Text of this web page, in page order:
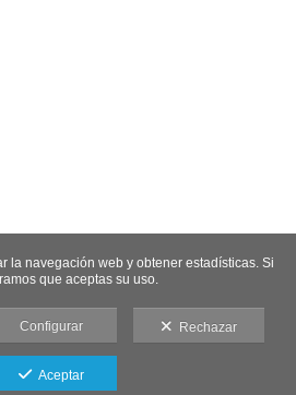
la navegación web y obtener estadísticas. Si
que aceptas su uso.
Configurar Rechazar
Aceptar